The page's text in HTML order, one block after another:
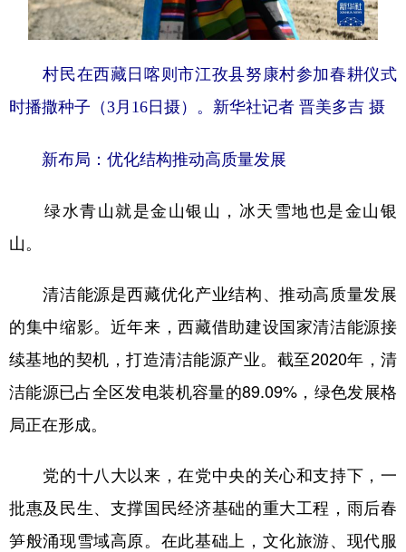
村民在西藏日喀则市江孜县努康村参加春耕仪式
时播撒种子（3月16日摄）。 新华社记者 晋美多吉 摄
新布局：优化结构推动高质量发展
绿水青山就是金山银山，冰天雪地也是金山银
山。
清洁能源是西藏优化产业结构、推动高质量发展
的集中缩影。近年来，西藏借助建设国家清洁能源接
续基地的契机，打造清洁能源产业。截至2020年，清
洁能源已占全区发电装机容量的89.09%，绿色发展格
局正在形成。
党的十八大以来，在党中央的关心和支持下，一
批惠及民生、支撑国民经济基础的重大工程，雨后春
笋般涌现雪域高原。在此基础上，文化旅游、现代服